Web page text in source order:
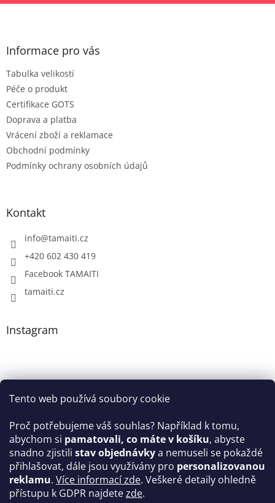
Tento web používá soubory cookie
Proč potřebujeme váš souhlas? Například k tomu,
abychom si pamatovali, co máte v košíku, abyste
snadno zjistili stav objednávkya nemuseli se pokaždé
přihlašovat, dále jsou využívány pro personalizovanou
reklamu. Více informací zde. Veškeré detaily ohledně
přístupu k GDPR najdetezde.
Z
Informace pro vás
Tabulka velikostí
Péče o produkt
Certifikace GOTS
Doprava a platba
Vrácení zboží a reklamace
Obchodní podmínky
Podmínky ochrany osobních údajů
Kontakt
info@tamaiti.cz
+420 602 430 419
Facebook TAMAITI
tamaiti.cz
Instagram
Sledovat na Instagramu
Facebook